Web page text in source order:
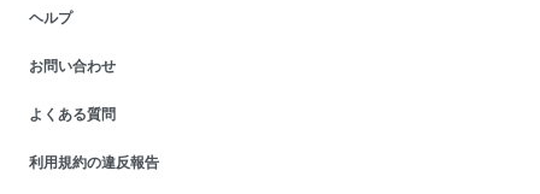
ヘルプ
お問い合わせ
よくある質問
利用規約の違反報告